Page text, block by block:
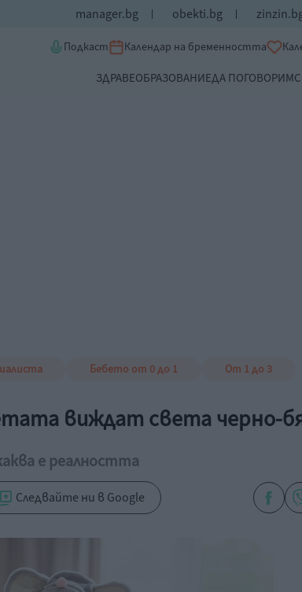
manager.bg obekti.bg
Подкаст Календар на бременността
ЗДРАВЕОБРАЗОВАНИЕДА ПОГОВОРИМ
Бебето от 0 до 1 От 1 до 3
виждат света черно-
е реалността
Следвайте ни в Google